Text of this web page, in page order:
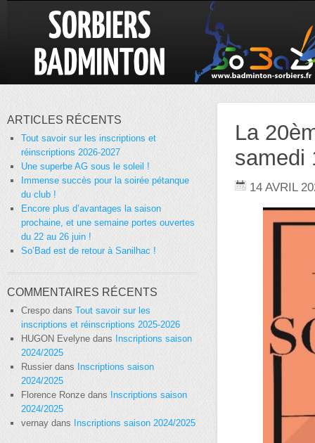
La
samedi
14 AVRIL
ARTICLES RÉCENTS
Tout savoir sur les inscriptions et
réinscriptions 2026-2027
Une superbe AG sous le soleil !
Immense succès pour la soirée pétanque
du club !
Encore plus d’avantages la saison
prochaine, et une semaine portes ouvertes
du 22 au 26 juin !
So’Bad est de retour à Sanilhac !
COMMENTAIRES RÉCENTS
Crespo dans Tout savoir sur les
inscriptions et réinscriptions 2025-2026
HUGON Evelyne dans Inscriptions saison
2024/2025
Russierdans Inscriptions saison
2024/2025
Florence Ronze dans Inscriptions saison
2024/2025
vernay dans Inscriptions saison 2024/2025